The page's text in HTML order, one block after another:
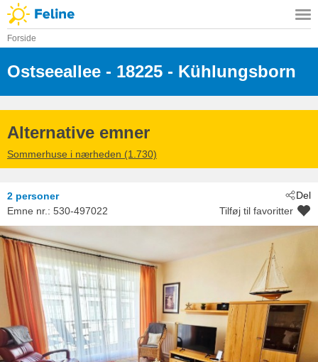
Forside
Ostseeallee - 18225 - Kühlungsborn
Alternative emner
Sommerhuse i nærheden (1.730)
Del
2 personer
Emne nr.: 530-497022 Tilføj til favoritter